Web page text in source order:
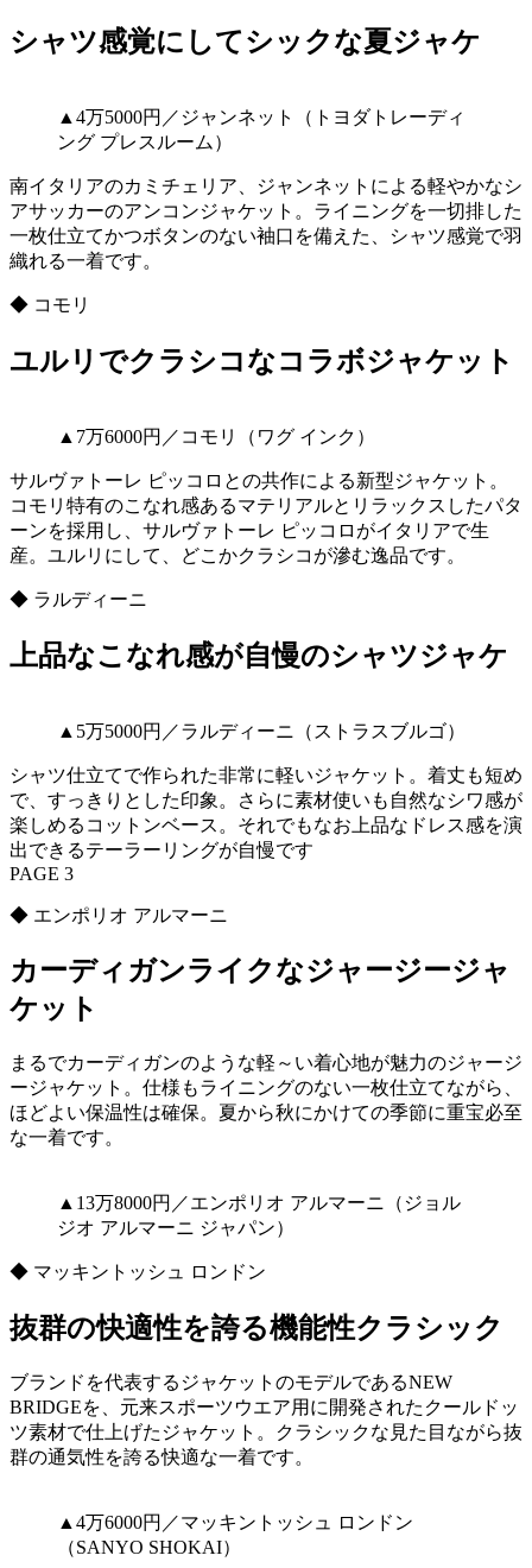
シャツ感覚にしてシックな夏ジャケ
▲4万5000円／ジャンネット（トヨダトレーディ
ング プレスルーム）
南イタリアのカミチェリア、ジャンネットによる軽やかなシ
アサッカーのアンコンジャケット。ライニングを一切排した
一枚仕立てかつボタンのない袖口を備えた、シャツ感覚で羽
織れる一着です。
◆ コモリ
ユルリでクラシコなコラボジャケット
▲7万6000円／コモリ（ワグ インク）
サルヴァトーレ ピッコロとの共作による新型ジャケット。
コモリ特有のこなれ感あるマテリアルとリラックスしたパタ
ーンを採用し、サルヴァトーレ ピッコロがイタリアで生
産。ユルリにして、どこかクラシコが滲む逸品です。
◆ ラルディーニ
上品なこなれ感が自慢のシャツジャケ
▲5万5000円／ラルディーニ（ストラスブルゴ）
シャツ仕立てで作られた非常に軽いジャケット。着丈も短め
で、すっきりとした印象。さらに素材使いも自然なシワ感が
楽しめるコットンベース。それでもなお上品なドレス感を演
出できるテーラーリングが自慢です
PAGE 3
◆ エンポリオ アルマーニ
カーディガンライクなジャージージャ
ケット
まるでカーディガンのような軽～い着心地が魅力のジャージ
ージャケット。仕様もライニングのない一枚仕立てながら、
ほどよい保温性は確保。夏から秋にかけての季節に重宝必至
な一着です。
▲13万8000円／エンポリオ アルマーニ（ジョル
ジオ アルマーニ ジャパン）
◆ マッキントッシュ ロンドン
抜群の快適性を誇る機能性クラシック
ブランドを代表するジャケットのモデルであるNEW
BRIDGEを、元来スポーツウエア用に開発されたクールドッ
ツ素材で仕上げたジャケット。クラシックな見た目ながら抜
群の通気性を誇る快適な一着です。
▲4万6000円／マッキントッシュ ロンドン
（SANYO SHOKAI）